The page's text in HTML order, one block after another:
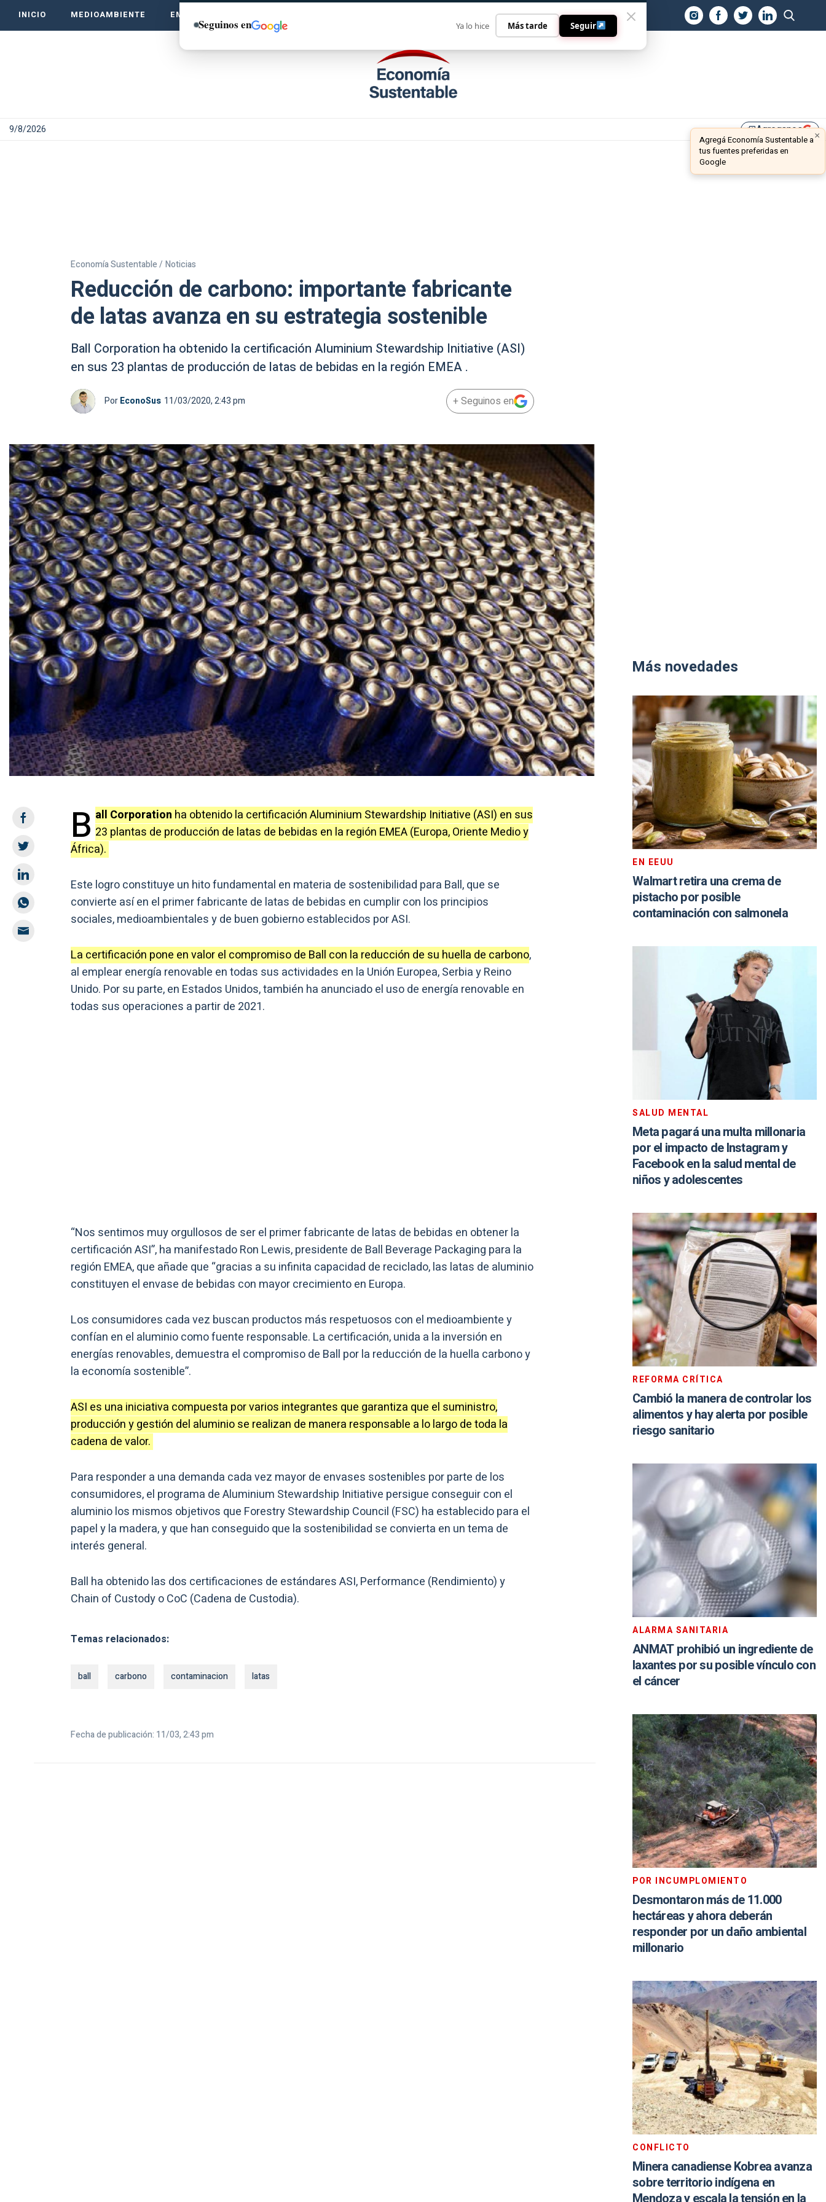
INICIO MEDIOAMBIENTE EMPRENDE VERDE CONTACTO
9/8/2026 library_addAgreganos ×
Agregá Economía Sustentable a
tus fuentes preferidas en
Google
Economía Sustentable / Noticias
Reducción de carbono: importante fabricante
de latas avanza en su estrategia sostenible
Ball Corporation ha obtenido la certificación Aluminium Stewardship Initiative (ASI)
en sus 23 plantas de producción de latas de bebidas en la región EMEA .
PorEconoSus 11/03/2020, 2:43 pm + Seguinos en
B all Corporation ha obtenido la certificación Aluminium Stewardship Initiative (ASI) en sus
23 plantas de producción de latas de bebidas en la región EMEA (Europa, Oriente Medio y
África).
Este logro constituye un hito fundamental en materia de sostenibilidad para Ball, que se
convierte así en el primer fabricante de latas de bebidas en cumplir con los principios
sociales, medioambientales y de buen gobierno establecidos por ASI.
La certificación pone en valor el compromiso de Ball con la reducción de su huella de carbono,
al emplear energía renovable en todas sus actividades en la Unión Europea, Serbia y Reino
Unido. Por su parte, en Estados Unidos, también ha anunciado el uso de energía renovable en
todas sus operaciones a partir de 2021.
“Nos sentimos muy orgullosos de ser el primer fabricante de latas de bebidas en obtener la
certificación ASI”, ha manifestado Ron Lewis, presidente de Ball Beverage Packaging para la
región EMEA, que añade que “gracias a su infinita capacidad de reciclado, las latas de aluminio
constituyen el envase de bebidas con mayor crecimiento en Europa.
Los consumidores cada vez buscan productos más respetuosos con el medioambiente y
confían en el aluminio como fuente responsable. La certificación, unida a la inversión en
energías renovables, demuestra el compromiso de Ball por la reducción de la huella carbono y
la economía sostenible”.
ASI es una iniciativa compuesta por varios integrantes que garantiza que el suministro,
producción y gestión del aluminio se realizan de manera responsable a lo largo de toda la
cadena de valor.
Para responder a una demanda cada vez mayor de envases sostenibles por parte de los
consumidores, el programa de Aluminium Stewardship Initiative persigue conseguir con el
aluminio los mismos objetivos que Forestry Stewardship Council (FSC) ha establecido para el
papel y la madera, y que han conseguido que la sostenibilidad se convierta en un tema de
interés general.
Ball ha obtenido las dos certificaciones de estándares ASI, Performance (Rendimiento) y
Chain of Custody o CoC (Cadena de Custodia).
Temas relacionados:
ball carbono contaminacion latas
Fecha de publicación: 11/03, 2:43 pm
Más novedades
EN EEUU
Walmart retira una crema de
pistacho por posible
contaminación con salmonela
SALUD MENTAL
Meta pagará una multa millonaria
por el impacto de Instagram y
Facebook en la salud mental de
niños y adolescentes
REFORMA CRÍTICA
Cambió la manera de controlar los
alimentos y hay alerta por posible
riesgo sanitario
ALARMA SANITARIA
ANMAT prohibió un ingrediente de
laxantes por su posible vínculo con
el cáncer
POR INCUMPLOMIENTO
Desmontaron más de 11.000
hectáreas y ahora deberán
responder por un daño ambiental
millonario
CONFLICTO
Minera canadiense Kobrea avanza
sobre territorio indígena en
Seguinos en Ya lo hice Más tarde Seguir